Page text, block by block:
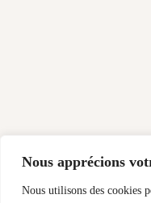
Nous apprécions
Nous utilisons des cookies